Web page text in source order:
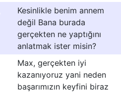
Kesinlikle benim annem
değil Bana burada
gerçekten ne yaptığını
anlatmak ister misin?
Max, gerçekten iyi
kazanıyoruz yani neden
başarımızın keyfini biraz